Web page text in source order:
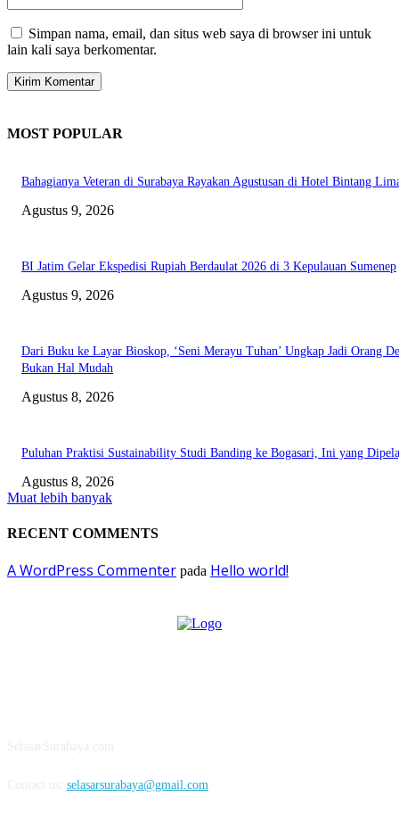
Simpan nama, email, dan situs web saya di browser ini untuk
lain kali saya berkomentar.
MOST POPULAR
Bahagianya Veteran di Surabaya Rayakan Agustusan di Hotel Bintang
Agustus 9, 2026
BI Jatim Gelar Ekspedisi Rupiah Berdaulat 2026 di 3 Kepulauan Sumenep
Agustus 9, 2026
Dari Buku ke Layar Bioskop, ‘Seni Merayu Tuhan’ Ungkap Jadi Orang
Bukan Hal Mudah
Agustus 8, 2026
Puluhan Praktisi Sustainability Studi Banding ke Bogasari, Ini yang
Agustus 8, 2026
Muat lebih banyak
RECENT COMMENTS
A WordPress Commenter pada Hello world!
selasarsurabaya@gmail.com